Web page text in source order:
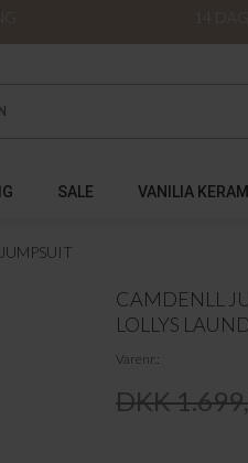
14
SALE VANILIA
CAMDENLL
LOLLYS
Varenr.
DKK